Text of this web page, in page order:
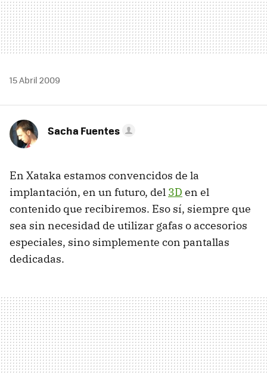
15 Abril 2009
Sacha Fuentes
En Xataka estamos convencidos de la
implantación, en un futuro, del 3D en el
contenido que recibiremos. Eso sí, siempre que
sea sin necesidad de utilizar gafas o accesorios
especiales, sino simplemente con pantallas
dedicadas.